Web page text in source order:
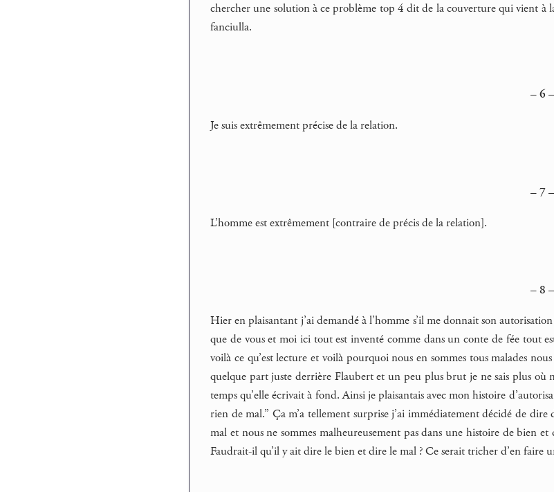
chercher une solution à ce problème top 4 dit de la couverture qui vient à
fanciulla.
– 6 –
Je suis extrêmement précise de la relation.
– 7 –
L’homme est extrêmement [contraire de précis de la relation].
– 8 –
Hier en plaisantant j’ai demandé à l’homme s’il me donnait son
que de vous et moi ici tout est inventé comme dans un conte de fée tout
voilà ce qu’est lecture et voilà pourquoi nous en sommes tous malades
quelque part juste derrière Flaubert et un peu plus brut je ne sais plus où
temps qu’elle écrivait à fond. Ainsi je plaisantais avec mon histoire
rien de mal.” Ça m’a tellement surprise j’ai immédiatement décidé de
mal et nous ne sommes malheureusement pas dans une histoire de bien
Faudrait-il qu’il y ait dire le bien et dire le mal ? Ce serait tricher d’en faire